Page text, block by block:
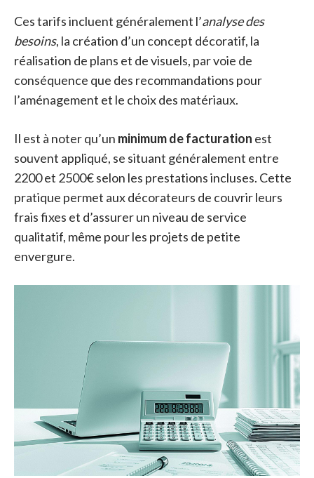
Ces tarifs incluent généralement l’analyse des
besoins, la création d’un concept décoratif, la
réalisation de plans et de visuels, par voie de
conséquence que des recommandations pour
l’aménagement et le choix des matériaux.
Il est à noter qu’un minimum de facturation est
souvent appliqué, se situant généralement entre
2200 et 2500€ selon les prestations incluses. Cette
pratique permet aux décorateurs de couvrir leurs
frais fixes et d’assurer un niveau de service
qualitatif, même pour les projets de petite
envergure.